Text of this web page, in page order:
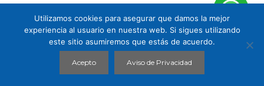
Utilizamos cookies para asegurar que damos la mejor
experiencia al usuario en nuestra web. Si sigues utilizando
este sitio asumiremos que estás de acuerdo.
Acepto Aviso de Privacidad